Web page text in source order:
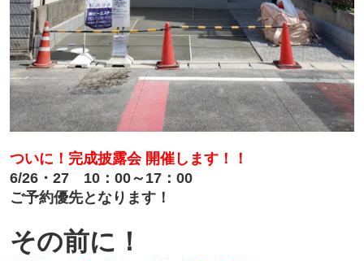
ついに！完成披露会 開催します！！
6/26・27 10：00～17：00
ご予約優先となります！
その前に！